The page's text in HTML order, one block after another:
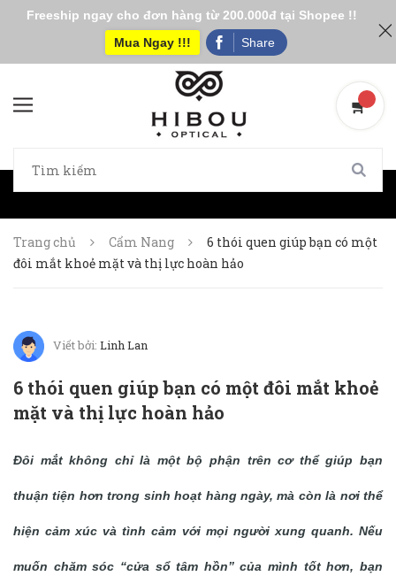
Trang chủ Cẩm Nang
6 thói quen giúp bạn có một
đôi mắt khoẻ mặt và thị lực hoàn hảo
Viết bởi: Linh Lan
6 thói quen giúp bạn có một đôi mắt khoẻ
mặt và thị lực hoàn hảo
Đôi mắt không chỉ là một bộ phận trên cơ thể giúp bạn
thuận tiện hơn trong sinh hoạt hàng ngày, mà còn là nơi thể
hiện cảm xúc và tình cảm với mọi người xung quanh. Nếu
muốn chăm sóc “cửa sổ tâm hồn” của mình tốt hơn, bạn
Freeship ngay cho đơn hàng từ 200.000đ tại Shopee !!
Mua Ngay !!!
Share